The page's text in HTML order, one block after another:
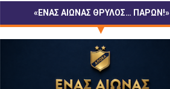
«ΕΝΑΣ ΑΙΩΝΑΣ ΘΡΥΛΟΣ… ΠΑΡΩΝ!»